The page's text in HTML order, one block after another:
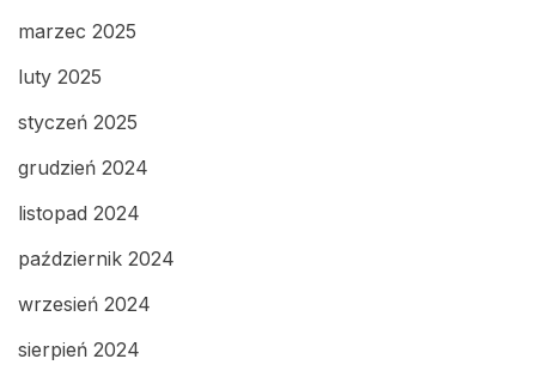
marzec 2025
luty 2025
styczeń 2025
grudzień 2024
listopad 2024
październik 2024
wrzesień 2024
sierpień 2024